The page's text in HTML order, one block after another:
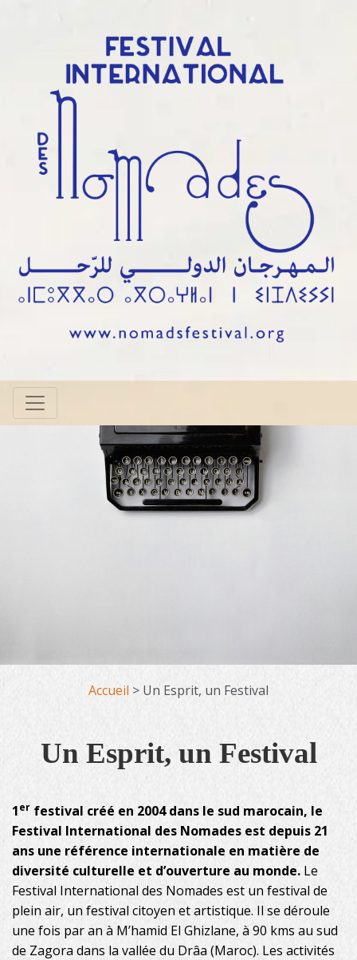
Accueil > Un Esprit, un Festival
Un Esprit, un Festival
1er festival créé en 2004 dans le sud marocain, le
Festival International des Nomades est depuis 21
ans une référence internationale en matière de
diversité culturelle et d’ouverture au monde. Le
Festival International des Nomades est un festival de
plein air, un festival citoyen et artistique. Il se déroule
une fois par an à M’hamid El Ghizlane, à 90 kms au sud
de Zagora dans la vallée du Drâa (Maroc). Les activités